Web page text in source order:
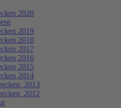
2020
2019
2018
2017
2016
2015
2014